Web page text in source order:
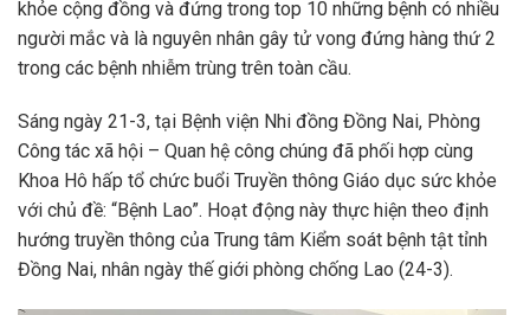
khỏe cộng đồng và đứng trong top 10 những bệnh có nhiều
người mắc và là nguyên nhân gây tử vong đứng hàng thứ 2
trong các bệnh nhiễm trùng trên toàn cầu.
Sáng ngày 21-3, tại Bệnh viện Nhi đồng Đồng Nai, Phòng
Công tác xã hội – Quan hệ công chúng đã phối hợp cùng
Khoa Hô hấp tổ chức buổi Truyền thông Giáo dục sức khỏe
với chủ đề: “Bệnh Lao”. Hoạt động này thực hiện theo định
hướng truyền thông của Trung tâm Kiểm soát bệnh tật tỉnh
Đồng Nai, nhân ngày thế giới phòng chống Lao (24-3).